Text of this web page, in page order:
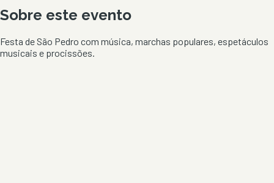
Sobre este evento
Festa de São Pedro com música, marchas populares, espetáculos
musicais e procissões.